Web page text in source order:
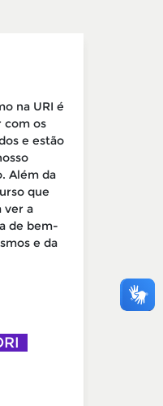
na URI é
com os
e estão
Além da
que
ver a
de bem-
e da